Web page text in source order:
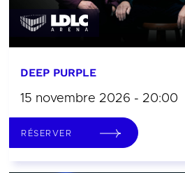
DEEP PURPLE
15 novembre 2026 - 20:00
RÉSERVER